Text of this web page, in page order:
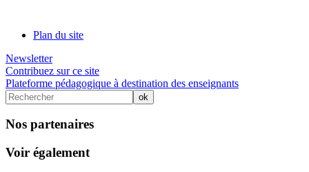
Plan du site
Newsletter
Contribuez sur ce site
Plateforme pédagogique à destination des enseignants
Nos partenaires
Voir également